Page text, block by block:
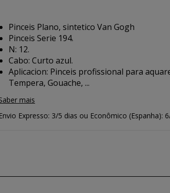
Pinceis Plano, sintetico Van Gogh
Pinceis Serie 194.
N: 12.
Cabo: Curto azul.
Aplicacion: Pinceis profissional para
Tempera, Gouache, ...
mais
Envio Expresso: 3/5 dias ou Econômico (Espanha):